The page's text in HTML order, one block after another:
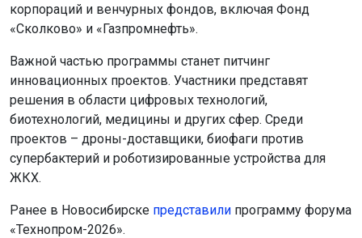
корпораций и венчурных фондов, включая Фонд
«Сколково» и «Газпромнефть».
Важной частью программы станет питчинг
инновационных проектов. Участники представят
решения в области цифровых технологий,
биотехнологий, медицины и других сфер. Среди
проектов – дроны-доставщики, биофаги против
супербактерий и роботизированные устройства для
ЖКХ.
Ранее в Новосибирске представили программу форума
«Технопром-2026».